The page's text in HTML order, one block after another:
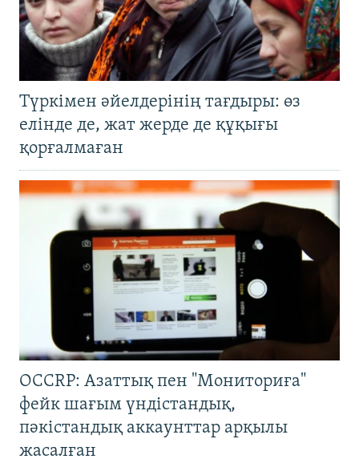
Түркімен әйелдерінің тағдыры: өз
елінде де, жат жерде де құқығы
қорғалмаған
OCCRP: Азаттық пен "Мониториға"
фейк шағым үндістандық,
пәкістандық аккаунттар арқылы
жасалған